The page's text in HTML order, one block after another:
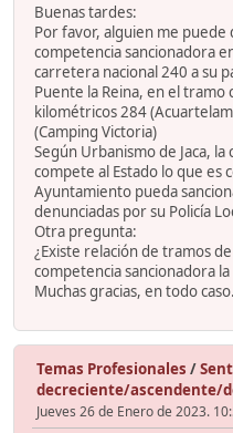
Buenas tardes:
Por favor, alguien me
competencia sancionadora
carretera nacional 240 a su
Puente la Reina, en el
kilométricos 284
(Camping Victoria)
Según Urbanismo de Jaca,
compete al Estado lo que es
Ayuntamiento pueda
denunciadas por su Policía
Otra pregunta:
¿Existe relación de tramos
competencia sancionadora la
Muchas gracias, en todo caso.
Temas Profesionales /
decreciente/ascendente/
Jueves 26 de Enero de 2023.